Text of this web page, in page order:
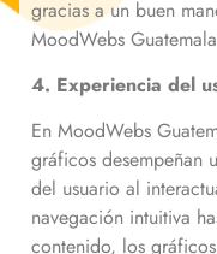
gracias a un buen
MoodWebs
4. Experiencia del
En MoodWebs
gráficos desempeñan
del usuario al
navegación intuitiva
contenido, los